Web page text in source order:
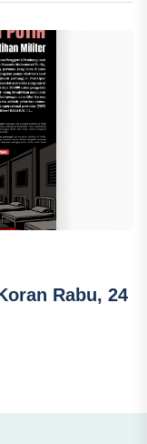
Rabu, 24